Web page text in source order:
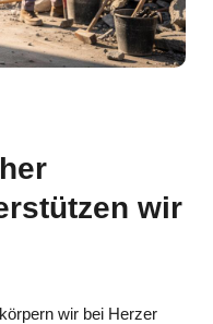
wir
wir bei Herzer